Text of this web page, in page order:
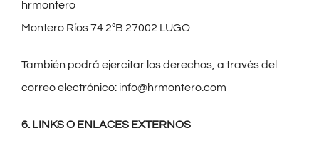
hrmontero
Montero Ríos 74 2ºB 27002 LUGO
También podrá ejercitar los derechos, a través del
correo electrónico: info@hrmontero.com
6. LINKS O ENLACES EXTERNOS